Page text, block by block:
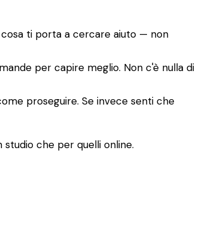
ti porta a cercare aiuto — non
per capire meglio. Non c'è nulla di
proseguire. Se invece senti che
studio che per quelli online.